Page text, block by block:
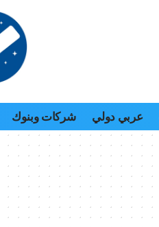
عربي دولي شركات وبنوك